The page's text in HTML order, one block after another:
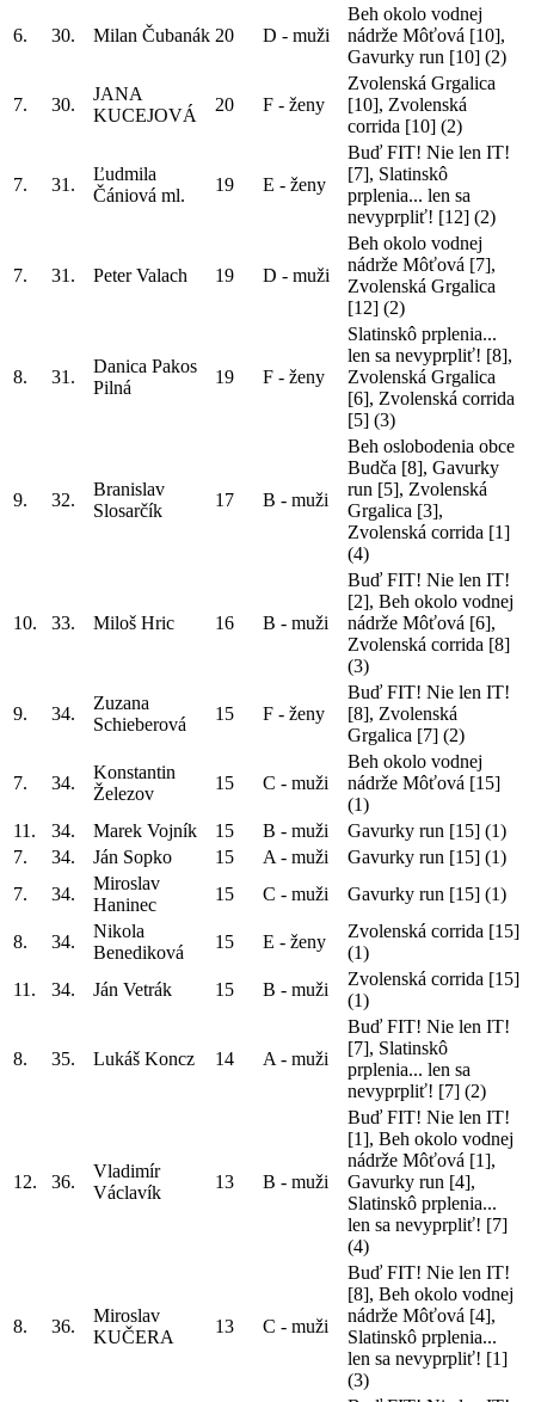
6. 30. Milan Čubanák 20 D - muži
Beh okolo vodnej
nádrže Môťová [10],
Gavurky run [10] (2)
7. 30.
JANA
KUCEJOVÁ
20 F - ženy
Zvolenská Grgalica
[10], Zvolenská
corrida [10] (2)
7. 31.
Ľudmila
Čániová ml.
19 E - ženy
Buď FIT! Nie len IT!
[7], Slatinskô
prplenia... len sa
nevyprpliť! [12] (2)
7. 31. Peter Valach 19 D - muži
Beh okolo vodnej
nádrže Môťová [7],
Zvolenská Grgalica
[12] (2)
8. 31.
Danica Pakos
Pilná
19 F - ženy
Slatinskô prplenia...
len sa nevyprpliť! [8],
Zvolenská Grgalica
[6], Zvolenská corrida
[5] (3)
9. 32.
Branislav
Slosarčík
17 B - muži
Beh oslobodenia obce
Budča [8], Gavurky
run [5], Zvolenská
Grgalica [3],
Zvolenská corrida [1]
(4)
10. 33. Miloš Hric 16 B - muži
Buď FIT! Nie len IT!
[2], Beh okolo vodnej
nádrže Môťová [6],
Zvolenská corrida [8]
(3)
9. 34.
Zuzana
Schieberová
15 F - ženy
Buď FIT! Nie len IT!
[8], Zvolenská
Grgalica [7] (2)
7. 34.
Konstantin
Železov
15 C - muži
Beh okolo vodnej
nádrže Môťová [15]
(1)
11.
34. Marek Vojník 15 B - muži Gavurky run [15] (1)
7.
34. Ján Sopko 15 A - muži Gavurky run [15] (1)
7.
34.
Miroslav
Haninec
15 C - muži Gavurky run [15] (1)
8. 34.
Nikola
Benediková
15 E - ženy
Zvolenská corrida [15]
(1)
11.
34. Ján Vetrák 15 B - muži
Zvolenská corrida [15]
(1)
8. 35. Lukáš Koncz 14 A - muži
Buď FIT! Nie len IT!
[7], Slatinskô
prplenia... len sa
nevyprpliť! [7] (2)
12. 36.
Vladimír
Václavík
13 B - muži
Buď FIT! Nie len IT!
[1], Beh okolo vodnej
nádrže Môťová [1],
Gavurky run [4],
Slatinskô prplenia...
len sa nevyprpliť! [7]
(4)
8. 36.
Miroslav
KUČERA
13 C - muži
Buď FIT! Nie len IT!
[8], Beh okolo vodnej
nádrže Môťová [4],
Slatinskô prplenia...
len sa nevyprpliť! [1]
(3)